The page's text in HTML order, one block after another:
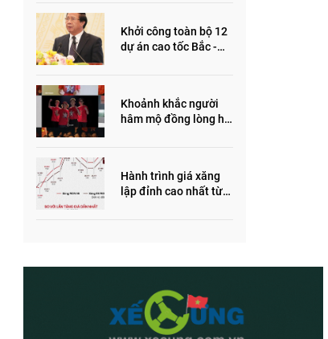
Khởi công toàn bộ 12
dự án cao tốc Bắc -
Khoảnh khắc người
hâm mộ đồng lòng hô
Hành trình giá xăng
lập đỉnh cao nhất từ